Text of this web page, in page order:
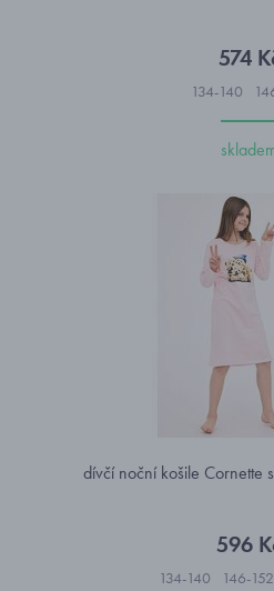
574
134-140
dívčí noční košile
596
134-140 146-152